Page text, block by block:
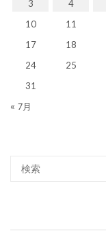
3 4
10
11
17
18
24
25
31
« 7月